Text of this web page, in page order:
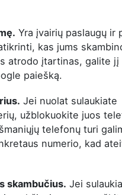
Yra įvairių paslaugų ir
kas jums
atrodo įtartinas, galite
paiešką.
Jei nuolat sulaukiate
užblokuokite juos
telefonų turi
numerio, kad
skambučius. Jei